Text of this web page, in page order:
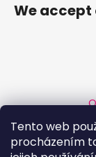
Tento web
procházením
We
Product
International